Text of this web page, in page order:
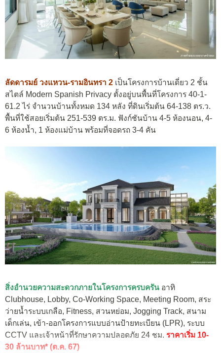
ลัดดารมย์ วงแหวน-รามอินทรา 2 เป็นโครงการบ้านเดี่ยว 2 ชั้น
สไตล์ Modern Spanish Privacy ตั้งอยู่บนพื้นที่โครงการ 40-1-
61.2 ไร่ จำนวนบ้านทั้งหมด 134 หลัง ที่ดินเริ่มต้น 64-138 ตร.ว.
พื้นที่ใช้สอยเริ่มต้น 251-539 ตร.ม. ฟังก์ชันบ้าน 4-5 ห้องนอน, 4-
6 ห้องน้ำ, 1 ห้องแม่บ้าน พร้อมที่จอดรถ 3-4 คัน
สิ่งอำนวยความสะดวกภายในโครงการครบครัน อาทิ
Clubhouse, Lobby, Co-Working Space, Meeting Room, สระ
ว่ายน้ำระบบเกลือ, Fitness, สวนหย่อม, Jogging Track, สนาม
เด็กเล่น, เข้า-ออกโครงการแบบอ่านป้ายทะเบียน (LPR), ระบบ
CCTV และเจ้าหน้าที่รักษาความปลอดภัย 24 ชม. ราคาเริ่ม 10-
30 ล้านบาท* (ต.ค. 67)